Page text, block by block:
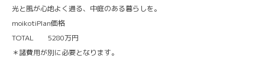
光と風が心地よく通る、中庭のある暮らしを。
moikotiPlan価格
TOTAL 5280万円
＊諸費用が別に必要となります。